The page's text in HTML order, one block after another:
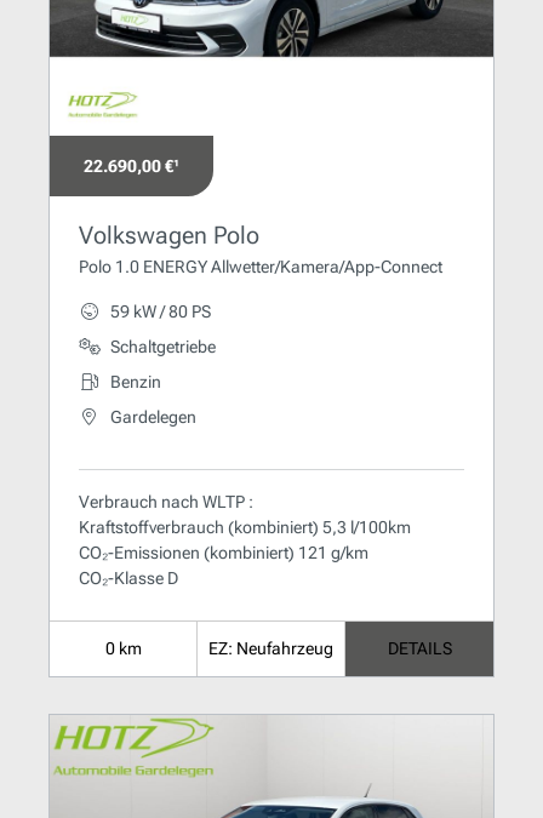
22.690,00 €¹
Volkswagen Polo
Polo 1.0 ENERGY Allwetter/Kamera/App-Connect
59 kW / 80 PS
Schaltgetriebe
Benzin
Gardelegen
Verbrauch nach WLTP :
Kraftstoffverbrauch (kombiniert) 5,3 l/100km
CO₂-Emissionen (kombiniert) 121 g/km
CO₂-Klasse D
0 km EZ: Neufahrzeug DETAILS